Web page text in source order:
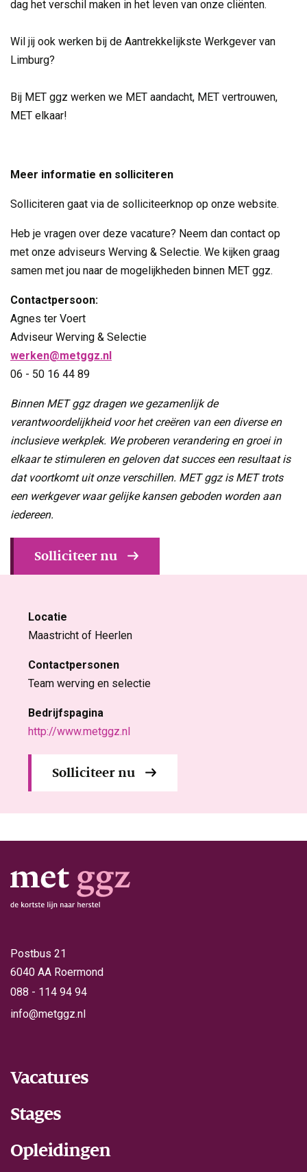
dag het verschil maken in het leven van onze cliënten.
Wil jij ook werken bij de Aantrekkelijkste Werkgever van
Limburg?
Bij MET ggz werken we MET aandacht, MET vertrouwen,
MET elkaar!
Meer informatie en solliciteren
Solliciteren gaat via de solliciteerknop op onze website.
Heb je vragen over deze vacature? Neem dan contact op
met onze adviseurs Werving & Selectie. We kijken graag
samen met jou naar de mogelijkheden binnen MET ggz.
Contactpersoon:
Agnes ter Voert
Adviseur Werving & Selectie
werken@metggz.nl
06 - 50 16 44 89
Binnen MET ggz dragen we gezamenlijk de
verantwoordelijkheid voor het creëren van een diverse en
inclusieve werkplek. We proberen verandering en groei in
elkaar te stimuleren en geloven dat succes een resultaat is
dat voortkomt uit onze verschillen. MET ggz is MET trots
een werkgever waar gelijke kansen geboden worden aan
iedereen.
Solliciteer nu
Locatie
Maastricht of Heerlen
Contactpersonen
Team werving en selectie
Bedrijfspagina
http://www.metggz.nl
Solliciteer nu
Postbus 21
6040 AA Roermond
088 - 114 94 94
info@metggz.nl
Vacatures
Stages
Opleidingen